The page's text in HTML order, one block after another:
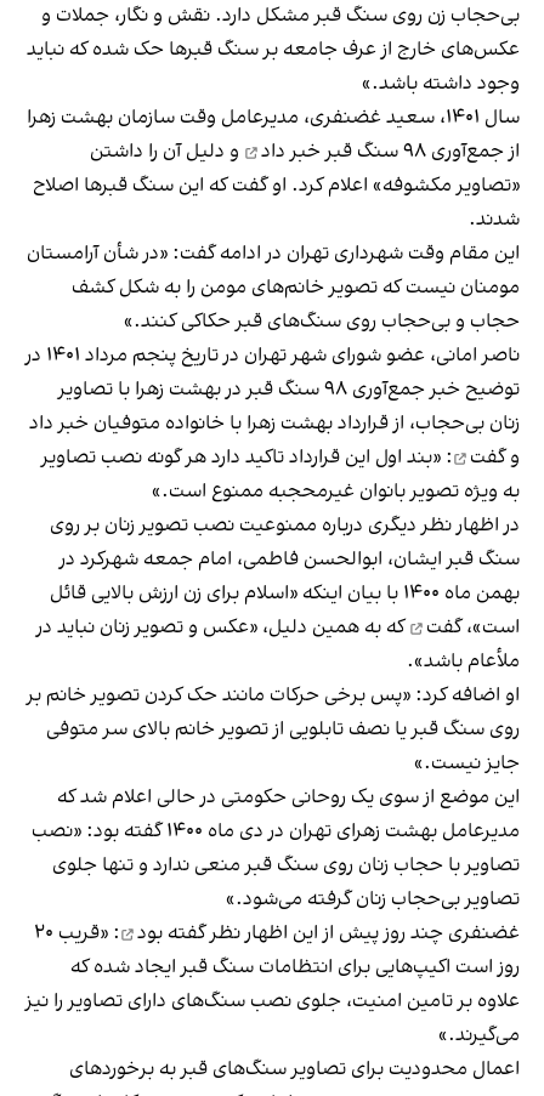
بی‌حجاب زن روی سنگ قبر مشکل دارد. نقش و نگار، جملات و
عکس‌های خارج از عرف جامعه بر سنگ قبرها حک شده که نباید
وجود داشته باشد.»
سال ۱۴۰۱، سعید غضنفری، مدیرعامل وقت سازمان بهشت زهرا
از جمع‌آوری ۹۸ سنگ قبر
خبر داد
و دلیل آن را داشتن
«تصاویر مکشوفه» اعلام کرد. او گفت که این سنگ قبرها اصلاح
شدند.
این مقام وقت شهرداری تهران در ادامه گفت: «در شأن آرامستان
مومنان نیست که تصویر خانم‌های مومن را به شکل کشف
حجاب و بی‌حجاب روی سنگ‌های قبر حکاکی کنند.»
ناصر امانی، عضو شورای شهر تهران در تاریخ پنجم مرداد ۱۴۰۱ در
توضیح خبر جمع‌آوری ۹۸ سنگ قبر در بهشت زهرا با تصاویر
زنان بی‌حجاب، از قرارداد بهشت زهرا با خانواده متوفیان خبر داد
و گفت
: «بند اول این قرارداد تاکید دارد هر گونه نصب تصاویر
به ویژه تصویر بانوان غیرمحجبه ممنوع است.»
در اظهار نظر دیگری درباره ممنوعیت نصب تصویر زنان بر روی
سنگ قبر ایشان، ابوالحسن فاطمی، امام جمعه شهرکرد در
بهمن ماه ۱۴۰۰ با بیان اینکه «اسلام برای زن ارزش بالایی قائل
است»،گفت
که به همین دلیل، «عکس و تصویر زنان نباید در
ملأعام باشد».
او اضافه کرد: «پس برخی حرکات مانند حک کردن تصویر خانم بر
روی سنگ قبر یا نصف تابلویی از تصویر خانم بالای سر متوفی
جایز نیست.»
این موضع از سوی یک روحانی حکومتی در حالی اعلام شد که
مدیرعامل بهشت زهرای تهران در دی ماه ۱۴۰۰ گفته بود: «نصب
تصاویر با حجاب زنان روی سنگ قبر منعی ندارد و تنها جلوی
تصاویر بی‌حجاب زنان گرفته می‌شود.»
غضنفری چند روز پیش از این اظهار نظرگفته بود
: «قریب ۲۰
روز است اکیپ‌هایی برای انتظامات سنگ قبر ایجاد شده که
علاوه بر تامین امنیت، جلوی نصب سنگ‌های دارای تصاویر را نیز
می‌گیرند.»
اعمال محدودیت برای تصاویر سنگ‌های قبر به برخوردهای